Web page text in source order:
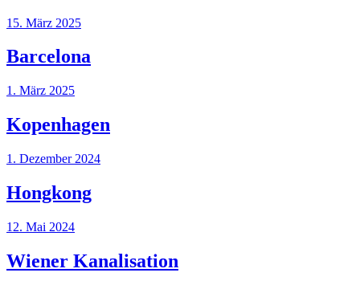
15. März 2025
Barcelona
1. März 2025
Kopenhagen
1. Dezember 2024
Hongkong
12. Mai 2024
Wiener Kanalisation